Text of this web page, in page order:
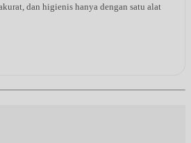
dan higienis hanya dengan satu alat